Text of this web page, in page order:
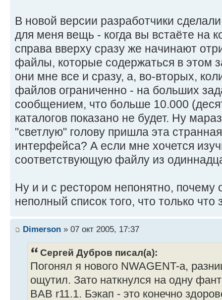
В новой версии разработчики
для меня вещь - когда вы встаёте на
справа вверху сразу же начинают
файлы, которые содержаться в этом
они мне все и сразу, а, во-вторых,
файлов ограниченно - на больших
сообщением, что больше 10.000
каталогов показано не будет. Ну
"светлую" голову пришла эта
интерфейса? А если мне хочется
соответствующую файлу из
Ну и и с рестором непонятно, почему
неполный список того, что только что
Dimerson » 07 окт 2005, 17:37
Сергей Дубров писал(а):
Погонял я нового NWAGENT-а,
ощутил. Зато наткнулся на одну
BAB r11.1. Бэкап - это конечно